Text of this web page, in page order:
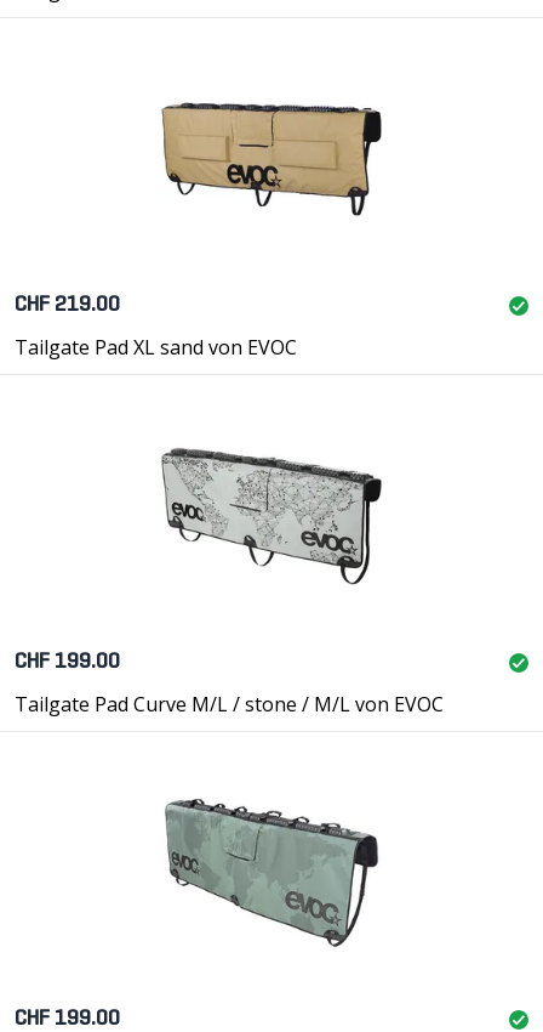
CHF 219.00
Tailgate Pad XL sand von EVOC
CHF 199.00
Tailgate Pad Curve M/L / stone / M/L von EVOC
CHF 199.00